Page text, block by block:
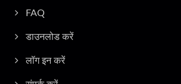
FAQ
डाउनलोड करें
लॉग इन करें